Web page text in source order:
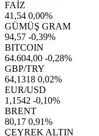
FAİZ
41,54 0,00%
GÜMÜŞ GRAM
94,57 -0,39%
BITCOIN
64.604,00 -0,28%
GBP/TRY
64,1318 0,02%
EUR/USD
1,1542 -0,10%
BRENT
80,17 0,91%
ÇEYREK ALTIN